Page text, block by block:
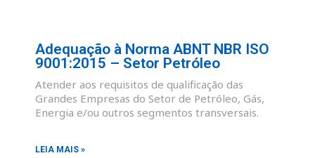
Adequação à Norma ABNT NBR ISO
9001:2015 – Setor Petróleo
Atender aos requisitos de qualificação das
Grandes Empresas do Setor de Petróleo, Gás,
Energia e/ou outros segmentos transversais.
LEIA MAIS »